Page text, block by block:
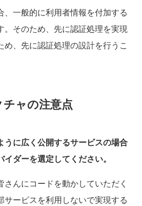
一般的に利用者情報を付加する
。そのため、先に認証処理を実現
、先に認証処理の設計を行うこ
ャの注意点
うに広く公開するサービスの場合
ダーを選定してください。
んにコードを動かしていただく
サービスを利用しないで実現する